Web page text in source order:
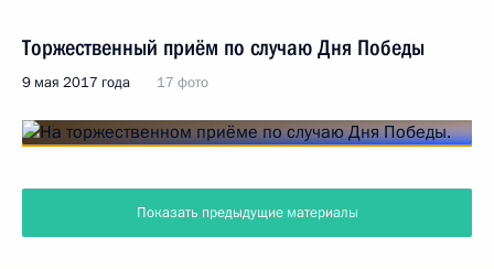
Торжественный приём по случаю Дня Победы
9 мая 2017 года 17 фото
Показать предыдущие материалы